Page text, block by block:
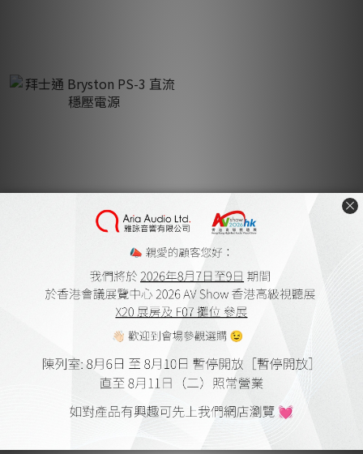
拜士通 Bryston PS-3 直流
穩壓電源
HK$11,800.00
HK$14,000.00
1